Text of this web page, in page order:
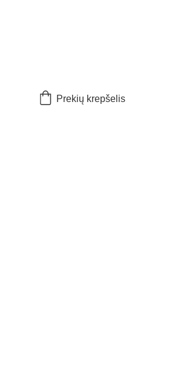
Prekių krepšelis